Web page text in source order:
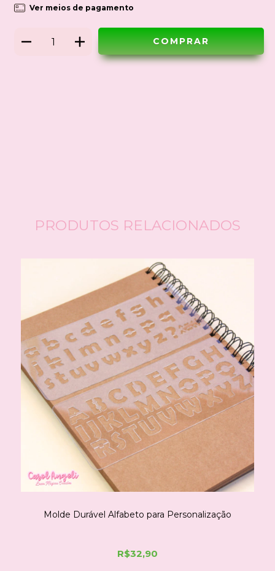
Ver meios de pagamento
PRODUTOS RELACIONADOS
Molde Durável Alfabeto para Personalização
R$32,90